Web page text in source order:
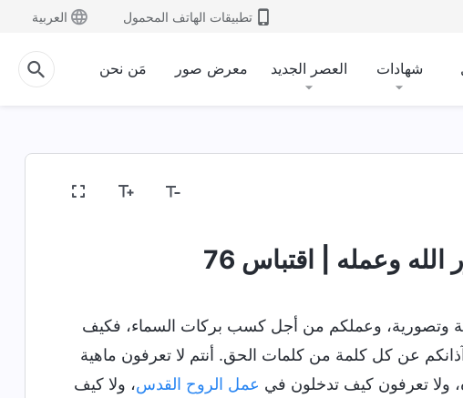
تطبيقات الهاتف المحمول العربية
شهادات العصر الجديد معرض صور مَن نحن
وعمله | اقتباس 76
وتصورية، وعملكم من أجل كسب بركات السماء، فكيف
عن كل كلمة من كلمات الحق. أنتم لا تعرفون ماهية
ولا تعرفون كيف تدخلون في عمل الروح القدس، ولا كيف